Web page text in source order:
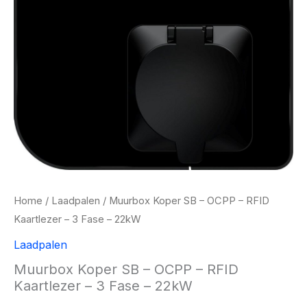
Home / Laadpalen / Muurbox Koper SB – OCPP – RFID
Kaartlezer – 3 Fase – 22kW
Laadpalen
Muurbox Koper SB – OCPP – RFID
Kaartlezer – 3 Fase – 22kW